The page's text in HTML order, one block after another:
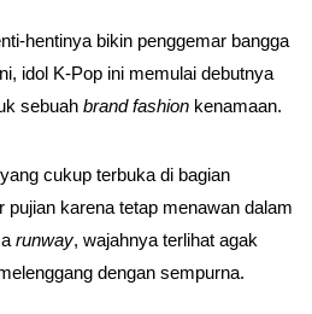
hentinya bikin penggemar bangga
idol K-Pop ini memulai debutnya
sebuah brand fashion kenamaan.
cukup terbuka di bagian
pujian karena tetap menawan dalam
runway, wajahnya terlihat agak
dengan sempurna.